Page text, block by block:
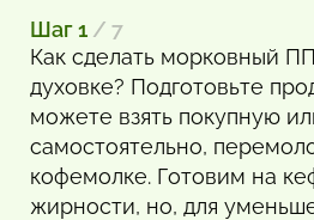
Шаг 1 / 7
Как сделать морковный
духовке? Подготовьте
можете взять покупную
самостоятельно,
кофемолке. Готовим на
жирности, но, для